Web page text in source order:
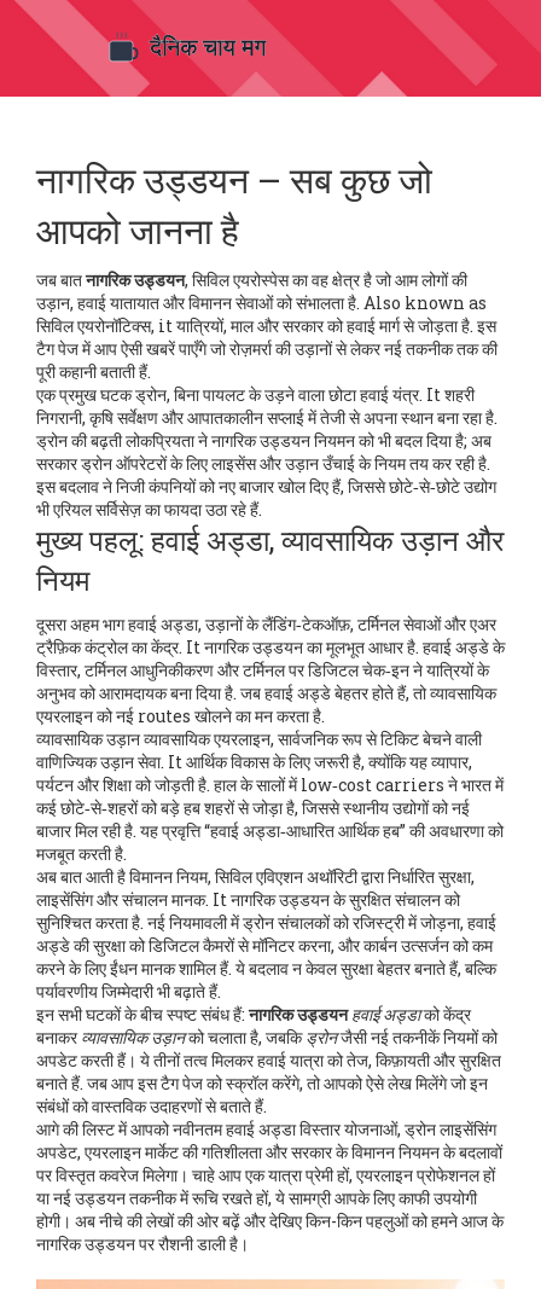
नागरिक उड्डयन – सब कुछ जो
आपको जानना है
जब बातनागरिक उड्डयन, सिविल एयरोस्पेस का वह क्षेत्र है जो आम लोगों की
उड़ान, हवाई यातायात और विमानन सेवाओं को संभालता है. Also known as
सिविल एयरोनॉटिक्स, it यात्रियों, माल और सरकार को हवाई मार्ग से जोड़ता है. इस
टैग पेज में आप ऐसी खबरें पाएँगे जो रोज़मर्रा की उड़ानों से लेकर नई तकनीक तक की
पूरी कहानी बताती हैं.
एक प्रमुख घटकड्रोन, बिना पायलट के उड़ने वाला छोटा हवाई यंत्र. It शहरी
निगरानी, कृषि सर्वेक्षण और आपातकालीन सप्लाई में तेजी से अपना स्थान बना रहा है.
ड्रोन की बढ़ती लोकप्रियता ने नागरिक उड्डयन नियमन को भी बदल दिया है; अब
सरकार ड्रोन ऑपरेटरों के लिए लाइसेंस और उड़ान उँचाई के नियम तय कर रही है.
इस बदलाव ने निजी कंपनियों को नए बाजार खोल दिए हैं, जिससे छोटे‑से‑छोटे उद्योग
भी एरियल सर्विसेज़ का फायदा उठा रहे हैं.
मुख्य पहलू: हवाई अड्डा, व्यावसायिक उड़ान और
नियम
दूसरा अहम भागहवाई अड्डा, उड़ानों के लैंडिंग‑टेकऑफ़, टर्मिनल सेवाओं और एअर
ट्रैफ़िक कंट्रोल का केंद्र. It नागरिक उड्डयन का मूलभूत आधार है. हवाई अड्डे के
विस्तार, टर्मिनल आधुनिकीकरण और टर्मिनल पर डिजिटल चेक‑इन ने यात्रियों के
अनुभव को आरामदायक बना दिया है. जब हवाई अड्डे बेहतर होते हैं, तो व्यावसायिक
एयरलाइन को नई routes खोलने का मन करता है.
व्यावसायिक उड़ानव्यावसायिक एयरलाइन, सार्वजनिक रूप से टिकिट बेचने वाली
वाणिज्यिक उड़ान सेवा. It आर्थिक विकास के लिए जरूरी है, क्योंकि यह व्यापार,
पर्यटन और शिक्षा को जोड़ती है. हाल के सालों में low‑cost carriers ने भारत में
कई छोटे‑से‑शहरों को बड़े हब शहरों से जोड़ा है, जिससे स्थानीय उद्योगों को नई
बाजार मिल रही है. यह प्रवृत्ति “हवाई अड्डा‑आधारित आर्थिक हब” की अवधारणा को
मजबूत करती है.
अब बात आती हैविमानन नियम, सिविल एविएशन अथॉरिटी द्वारा निर्धारित सुरक्षा,
लाइसेंसिंग और संचालन मानक. It नागरिक उड्डयन के सुरक्षित संचालन को
सुनिश्चित करता है. नई नियमावली में ड्रोन संचालकों को रजिस्ट्री में जोड़ना, हवाई
अड्डे की सुरक्षा को डिजिटल कैमरों से मॉनिटर करना, और कार्बन उत्सर्जन को कम
करने के लिए ईंधन मानक शामिल हैं. ये बदलाव न केवल सुरक्षा बेहतर बनाते हैं, बल्कि
पर्यावरणीय जिम्मेदारी भी बढ़ाते हैं.
इन सभी घटकों के बीच स्पष्ट संबंध हैं:नागरिक उड्डयन हवाई अड्डाको केंद्र
बनाकरव्यावसायिक उड़ानको चलाता है, जबकिड्रोनजैसी नई तकनीकें नियमों को
अपडेट करती हैं। ये तीनों तत्व मिलकर हवाई यात्रा को तेज, किफ़ायती और सुरक्षित
बनाते हैं. जब आप इस टैग पेज को स्क्रॉल करेंगे, तो आपको ऐसे लेख मिलेंगे जो इन
संबंधों को वास्तविक उदाहरणों से बताते हैं.
आगे की लिस्ट में आपको नवीनतम हवाई अड्डा विस्तार योजनाओं, ड्रोन लाइसेंसिंग
अपडेट, एयरलाइन मार्केट की गतिशीलता और सरकार के विमानन नियमन के बदलावों
पर विस्तृत कवरेज मिलेगा। चाहे आप एक यात्रा प्रेमी हों, एयरलाइन प्रोफेशनल हों
या नई उड्डयन तकनीक में रूचि रखते हों, ये सामग्री आपके लिए काफी उपयोगी
होगी। अब नीचे की लेखों की ओर बढ़ें और देखिए किन-किन पहलुओं को हमने आज के
नागरिक उड्डयन पर रौशनी डाली है।